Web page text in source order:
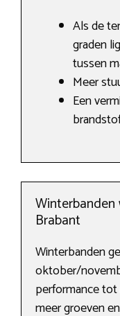
Als de
graden
tussen
Meer
Een
Brabant
Winterbanden
oktober/
performance
meer groeven